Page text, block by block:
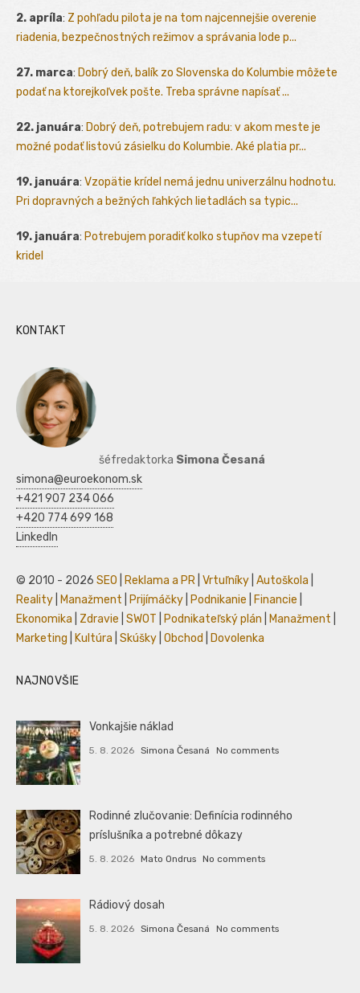
2. apríla: Z pohľadu pilota je na tom najcennejšie overenie
riadenia, bezpečnostných režimov a správania lode p...
27. marca: Dobrý deň, balík zo Slovenska do Kolumbie môžete
podať na ktorejkoľvek pošte. Treba správne napísať ...
22. januára: Dobrý deň, potrebujem radu: v akom meste je
možné podať listovú zásielku do Kolumbie. Aké platia pr...
19. januára: Vzopätie krídel nemá jednu univerzálnu hodnotu.
Pri dopravných a bežných ľahkých lietadlách sa typic...
19. januára: Potrebujem poradiť kolko stupňov ma vzepetí
kridel
KONTAKT
šéfredaktorka Simona Česaná
simona@euroekonom.sk
+421 907 234 066
+420 774 699 168
LinkedIn
© 2010 - 2026 SEO Reklama a PR Vrtuľníky Autoškola
Reality
Manažment Prijímáčky Podnikanie Financie
Ekonomika
Zdravie SWOT Podnikateľský plán Manažment
Marketing
Kultúra Skúšky Obchod Dovolenka
NAJNOVŠIE
Vonkajšie náklad
5. 8. 2026 Simona Česaná No comments
Rodinné zlučovanie: Definícia rodinného
príslušníka a potrebné dôkazy
5. 8. 2026 Mato Ondrus No comments
Rádiový dosah
5. 8. 2026 Simona Česaná No comments